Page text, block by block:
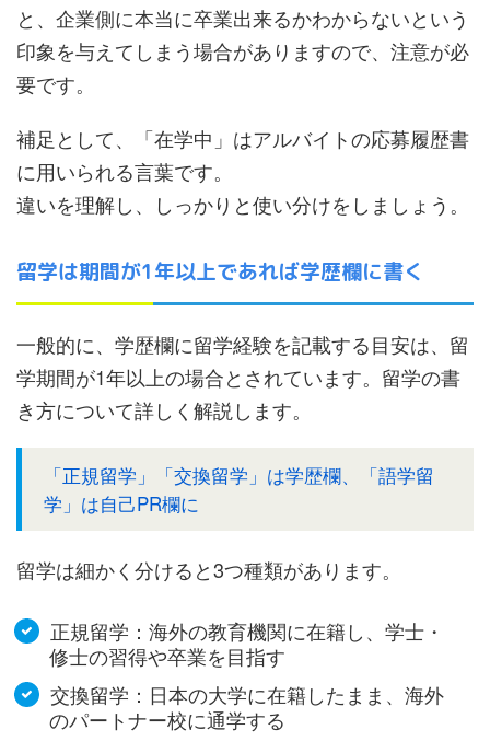
と、企業側に本当に卒業出来るかわからないという
印象を与えてしまう場合がありますので、注意が必
要です。
補足として、「在学中」はアルバイトの応募履歴書
に用いられる言葉です。
違いを理解し、しっかりと使い分けをしましょう。
留学は期間が1年以上であれば学歴欄に書く
一般的に、学歴欄に留学経験を記載する目安は、留
学期間が1年以上の場合とされています。留学の書
き方について詳しく解説します。
「正規留学」「交換留学」は学歴欄、「語学留
学」は自己PR欄に
留学は細かく分けると3つ種類があります。
正規留学：海外の教育機関に在籍し、学士・
修士の習得や卒業を目指す
交換留学：日本の大学に在籍したまま、海外
のパートナー校に通学する